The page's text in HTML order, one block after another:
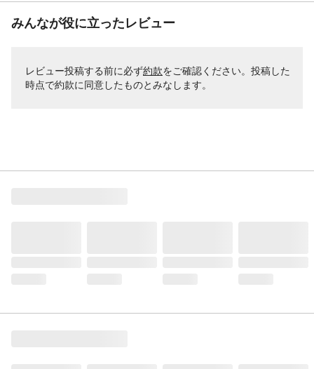
みんなが役に立ったレビュー
レビュー投稿する前に必ず約款をご確認ください。投稿した
時点で約款に同意したものとみなします。